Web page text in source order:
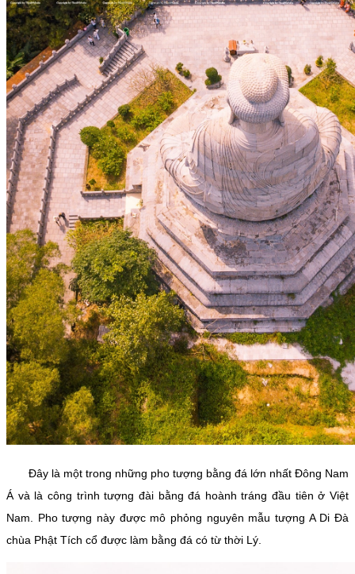
Đây là một trong những pho tượng bằng đá lớn nhất Đông Nam
Á và là công trình tượng đài bằng đá hoành tráng đầu tiên ở Việt
Nam. Pho tượng này được mô phỏng nguyên mẫu tượng A Di Đà
chùa Phật Tích cổ được làm bằng đá có từ thời Lý.